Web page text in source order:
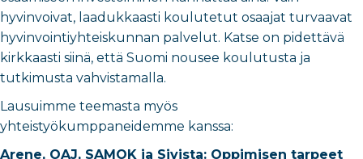
hyvinvoivat, laadukkaasti koulutetut osaajat turvaavat
hyvinvointiyhteiskunnan palvelut. Katse on pidettävä
kirkkaasti siinä, että Suomi nousee koulutusta ja
tutkimusta vahvistamalla.
Lausuimme teemasta myös
yhteistyökumppaneidemme kanssa:
Arene, OAJ, SAMOK ja Sivista: Oppimisen tarpeet